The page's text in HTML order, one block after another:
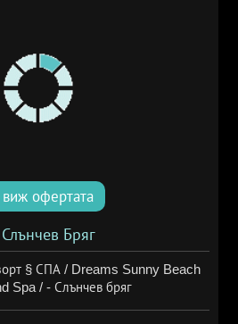
виж офертата
Слънчев Бряг
§ СПА / Dreams Sunny Beach
Spa / - Слънчев бряг